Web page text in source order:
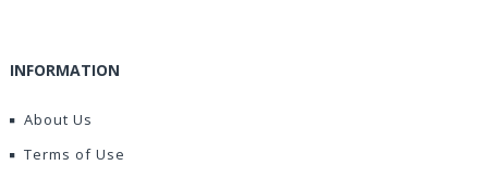
INFORMATION
About Us
Terms of Use